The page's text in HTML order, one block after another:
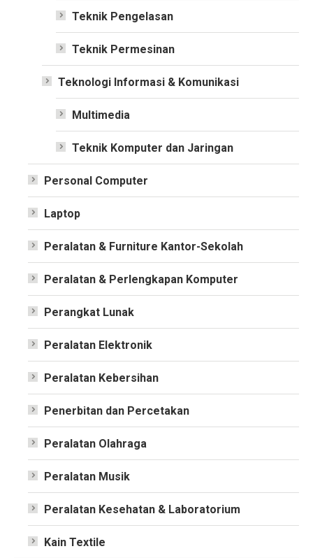
Teknik Pengelasan
Teknik Permesinan
Teknologi Informasi & Komunikasi
Multimedia
Teknik Komputer dan Jaringan
Personal Computer
Laptop
Peralatan & Furniture Kantor-Sekolah
Peralatan & Perlengkapan Komputer
Perangkat Lunak
Peralatan Elektronik
Peralatan Kebersihan
Penerbitan dan Percetakan
Peralatan Olahraga
Peralatan Musik
Peralatan Kesehatan & Laboratorium
Kain Textile